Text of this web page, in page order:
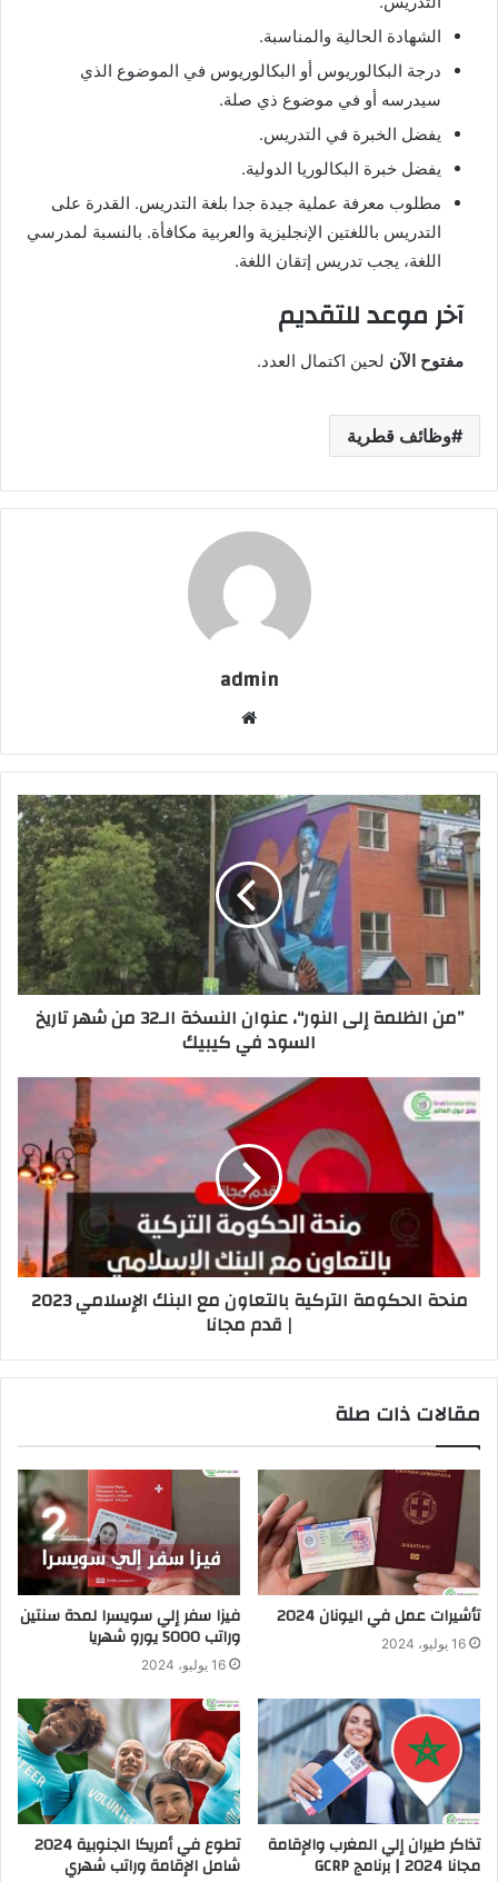
الشهادة الحالية والمناسبة.
درجة البكالوريوس أو البكالوريوس في الموضوع الذي
سيدرسه أو في موضوع ذي صلة.
يفضل الخبرة في التدريس.
يفضل خبرة البكالوريا الدولية.
مطلوب معرفة عملية جيدة جدا بلغة التدريس. القدرة على
التدريس باللغتين الإنجليزية والعربية مكافأة. بالنسبة لمدرسي
اللغة، يجب تدريس إتقان اللغة.
آخر موعد للتقديم
مفتوح الآن لحين اكتمال العدد.
وظائف قطرية
admin
’’من الظلمة إلى النور‘‘، عنوان النسخة الـ32 من شهر تاريخ
السود في كيبيك
منحة الحكومة التركية بالتعاون مع البنك الإسلامي 2023
| قدم مجانا
مقالات ذات صلة
تأشيرات عمل في اليونان 2024
16 يوليو، 2024
فيزا سفر إلي سويسرا لمدة سنتين
وراتب 5000 يورو شهريا
16 يوليو، 2024
تذاكر طيران إلي المغرب والإقامة
مجانا 2024 | برنامج GCRP
تطوع في أمريكا الجنوبية 2024
شامل الإقامة وراتب شهري